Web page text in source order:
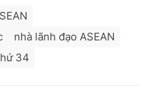
Hạnh, Phạm Quốc Thắng,
nhà lãnh đạo ASEAN
34